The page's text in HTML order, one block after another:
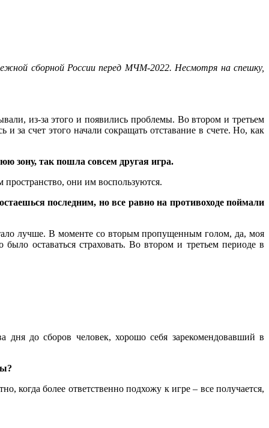
сборной России перед МЧМ-2022. Несмотря на спешку,
из-за этого и появились проблемы. Во втором и третьем
за счет этого начали сокращать отставание в счете. Но, как
зону, так пошла совсем другая игра.
они им воспользуются.
последним, но все равно на противоходе поймали
лучше. В моменте со вторым пропущенным голом, да, моя
оставаться страховать. Во втором и третьем периоде в
до сборов человек, хорошо себя зарекомендовавший в
когда более ответственно подхожу к игре – все получается,